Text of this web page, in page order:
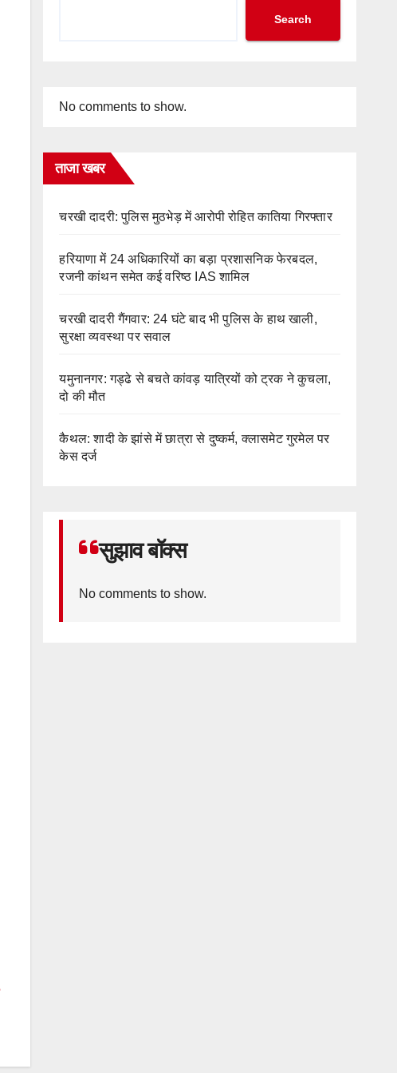
Search
No comments to show.
ताजा खबर
चरखी दादरी: पुलिस मुठभेड़ में आरोपी रोहित कातिया गिरफ्तार
हरियाणा में 24 अधिकारियों का बड़ा प्रशासनिक फेरबदल,
रजनी कांथन समेत कई वरिष्ठ IAS शामिल
चरखी दादरी गैंगवार: 24 घंटे बाद भी पुलिस के हाथ खाली,
सुरक्षा व्यवस्था पर सवाल
यमुनानगर: गड्ढे से बचते कांवड़ यात्रियों को ट्रक ने कुचला,
दो की मौत
कैथल: शादी के झांसे में छात्रा से दुष्कर्म, क्लासमेट गुरमेल पर
केस दर्ज
सुझाव बॉक्स
No comments to show.